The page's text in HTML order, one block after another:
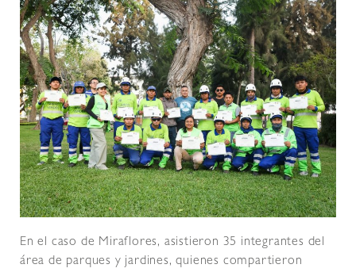
En el caso de Miraflores, asistieron 35 integrantes del
área de parques y jardines, quienes compartieron